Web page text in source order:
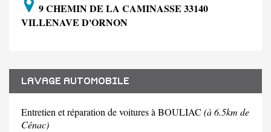
9 CHEMIN DE LA CAMINASSE 33140
VILLENAVE D'ORNON
LAVAGE AUTOMOBILE
Entretien et réparation de voitures à BOULIAC (à 6.5km de
Cénac)